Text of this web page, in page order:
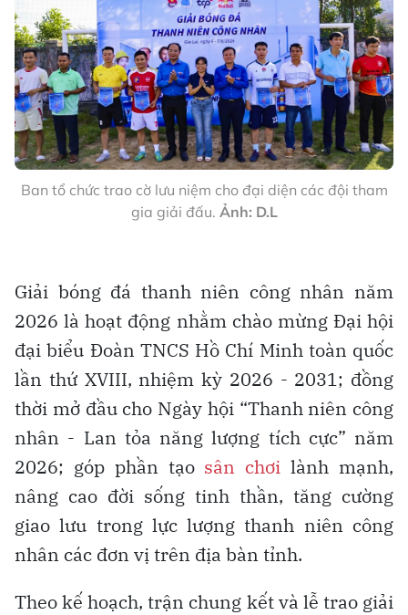
Ban tổ chức trao cờ lưu niệm cho đại diện các đội tham
gia giải đấu. Ảnh: D.L
Giải bóng đá thanh niên công nhân năm
2026 là hoạt động nhằm chào mừng Đại hội
đại biểu Đoàn TNCS Hồ Chí Minh toàn quốc
lần thứ XVIII, nhiệm kỳ 2026 - 2031; đồng
thời mở đầu cho Ngày hội “Thanh niên công
nhân - Lan tỏa năng lượng tích cực” năm
2026; góp phần tạo sân chơi lành mạnh,
nâng cao đời sống tinh thần, tăng cường
giao lưu trong lực lượng thanh niên công
nhân các đơn vị trên địa bàn tỉnh.
Theo kế hoạch, trận chung kết và lễ trao giải